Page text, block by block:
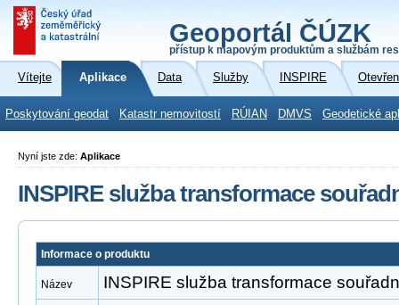
Geoportál ČÚZK
přístup k mapovým produktům a službám
Vítejte Aplikace Data Služby INSPIRE
Poskytování geodat Katastr nemovitostí RÚIAN DMVS Geodetické
Nyní jste zde: Aplikace
INSPIRE služba transformace
Informace o produktu
Název INSPIRE služba transformace